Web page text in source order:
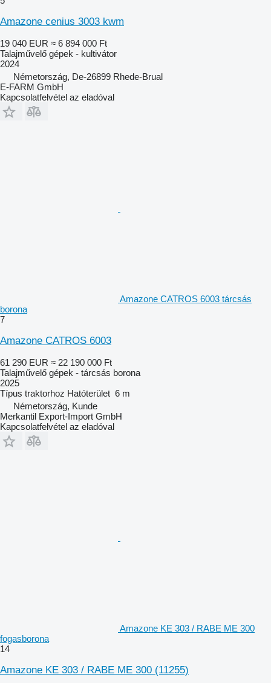
Amazone cenius 3003 kwm
19 040 EUR ≈ 6 894 000 Ft
Talajművelő gépek - kultivátor
2024
Németország, De-26899 Rhede-Brual
E-FARM GmbH
Kapcsolatfelvétel az eladóval
Amazone CATROS 6003 tárcsás
borona
7
Amazone CATROS 6003
61 290 EUR ≈ 22 190 000 Ft
Talajművelő gépek - tárcsás borona
2025
Típus traktorhoz Hatóterület 6 m
Németország, Kunde
Merkantil Export-Import GmbH
Kapcsolatfelvétel az eladóval
Amazone KE 303 / RABE ME 300
fogasborona
14
Amazone KE 303 / RABE ME 300 (11255)